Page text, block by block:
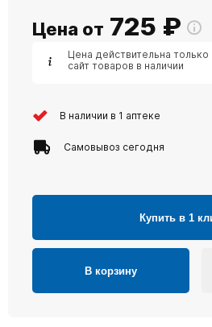
Цена от 725 ₽
Цена действительна только
сайт товаров в наличии
В наличии в 1 аптеке
Самовывоз сегодня
Купить в 1
В корзину